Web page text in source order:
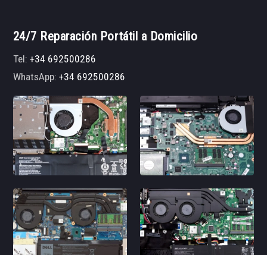
24/7 Reparación Portátil a Domicilio
Tel:+34 692500286
WhatsApp:+34 692500286